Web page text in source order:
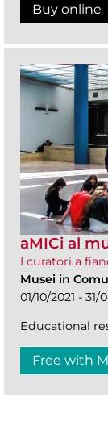
Buy online
aMICi al
I curatori a
Musei in
01/10/2021 - 31/
Educational
Free with